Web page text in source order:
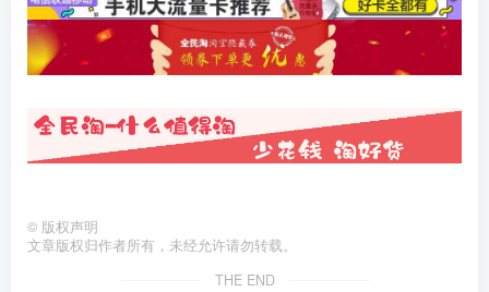
© 版权声明
文章版权归作者所有，未经允许请勿转载。
THE END